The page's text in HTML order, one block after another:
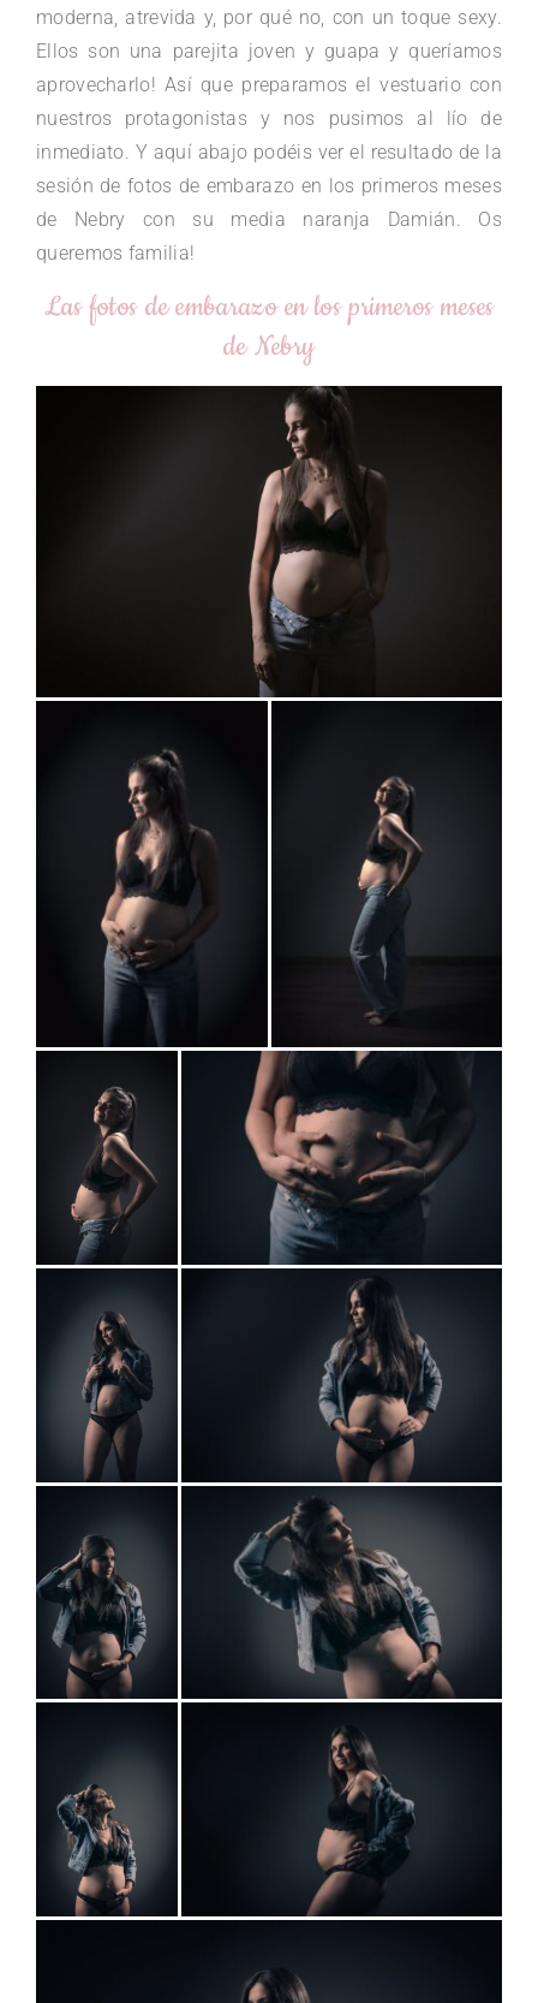
moderna, atrevida y, por qué no, con un toque sexy.
Ellos son una parejita joven y guapa y queríamos
aprovecharlo! Así que preparamos el vestuario con
nuestros protagonistas y nos pusimos al lío de
inmediato. Y aquí abajo podéis ver el resultado de la
sesión de fotos de embarazo en los primeros meses
de Nebry con su media naranja Damián. Os
queremos familia!
Las fotos de embarazo en los primeros meses
de Nebry